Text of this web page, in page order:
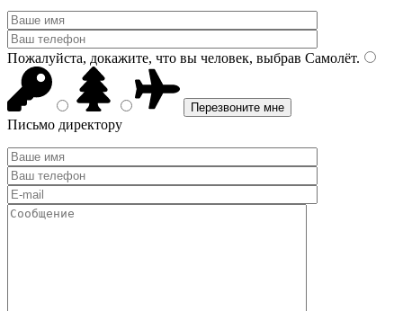
Пожалуйста, докажите, что вы человек, выбрав Самолёт.
Письмо директору